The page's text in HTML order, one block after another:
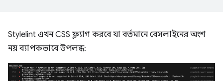
Stylelint এখন CSS ফ্ল্যাগ করবে যা বর্তমানে বেসলাইনের অংশ
নয় ব্যাপকভাবে উপলব্ধ: